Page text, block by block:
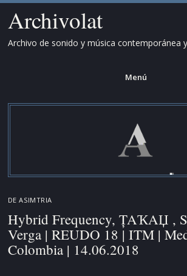
Archivolat
Archivo de sonido y música contemporánea
Menú
Saltar
DEASIMTRIA
Hybrid Frequency, ȚAҠAЏ ,
Verga | REUDO 18 | ITM |
Colombia | 14.06.2018